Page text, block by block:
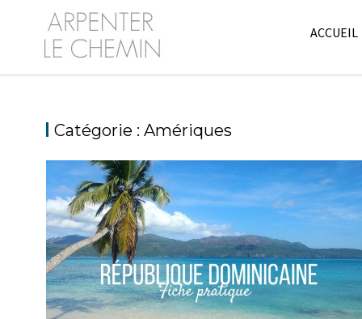
ACCUEIL
Catégorie : Amériques